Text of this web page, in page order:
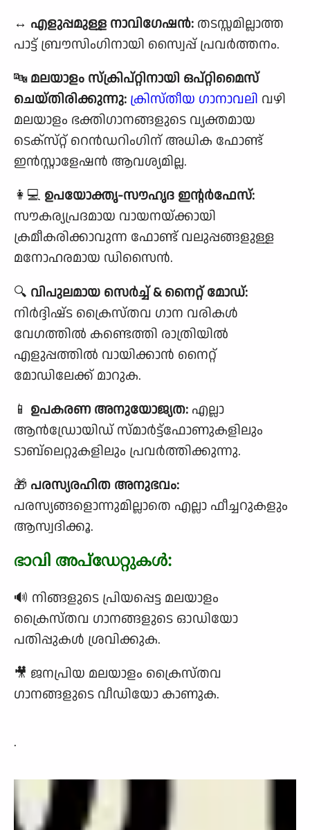
↔️ എളുപ്പമുള്ള നാവിഗേഷൻ: തടസ്സമില്ലാത്ത
പാട്ട് ബ്രൗസിംഗിനായി സ്വൈപ്പ് പ്രവർത്തനം.
🔤മലയാളം സ്‌ക്രിപ്റ്റിനായി ഒപ്റ്റിമൈസ്
ചെയ്‌തിരിക്കുന്നു: ക്രിസ്തീയ ഗാനാവലി വഴി
മലയാളം ഭക്തിഗാനങ്ങളുടെ വ്യക്തമായ
ടെക്‌സ്‌റ്റ് റെൻഡറിംഗിന് അധിക ഫോണ്ട്
ഇൻസ്റ്റാളേഷൻ ആവശ്യമില്ല.
👩💻 ഉപയോക്തൃ-സൗഹൃദ ഇൻ്റർഫേസ്:
സൗകര്യപ്രദമായ വായനയ്ക്കായി
ക്രമീകരിക്കാവുന്ന ഫോണ്ട് വലുപ്പങ്ങളുള്ള
മനോഹരമായ ഡിസൈൻ.
🔍 വിപുലമായ സെർച്ച് & നൈറ്റ് മോഡ്:
നിർദ്ദിഷ്‌ട ക്രൈസ്തവ ഗാന വരികൾ
വേഗത്തിൽ കണ്ടെത്തി രാത്രിയിൽ
എളുപ്പത്തിൽ വായിക്കാൻ നൈറ്റ്
മോഡിലേക്ക് മാറുക.
📱 ഉപകരണ അനുയോജ്യത: എല്ലാ
ആൻഡ്രോയിഡ് സ്മാർട്ട്‌ഫോണുകളിലും
ടാബ്‌ലെറ്റുകളിലും പ്രവർത്തിക്കുന്നു.
🎁 പരസ്യരഹിത അനുഭവം:
പരസ്യങ്ങളൊന്നുമില്ലാതെ എല്ലാ ഫീച്ചറുകളും
ആസ്വദിക്കൂ.
ഭാവി അപ്‌ഡേറ്റുകൾ:
🔊 നിങ്ങളുടെ പ്രിയപ്പെട്ട മലയാളം
ക്രൈസ്തവ ഗാനങ്ങളുടെ ഓഡിയോ
പതിപ്പുകൾ ശ്രവിക്കുക.
🎥 ജനപ്രിയ മലയാളം ക്രൈസ്തവ
ഗാനങ്ങളുടെ വീഡിയോ കാണുക.
.